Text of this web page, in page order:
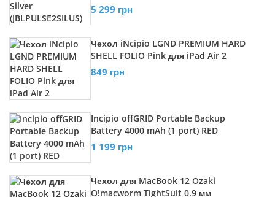
5 299 грн
Чехол iNcipio LGND PREMIUM HARD
SHELL FOLIO Pink для iPad Air 2
849 грн
Incipio offGRID Portable Backup
Battery 4000 mAh (1 port) RED
1 199 грн
Чехол для MacBook 12 Ozaki
O!macworm TightSuit 0.9 мм